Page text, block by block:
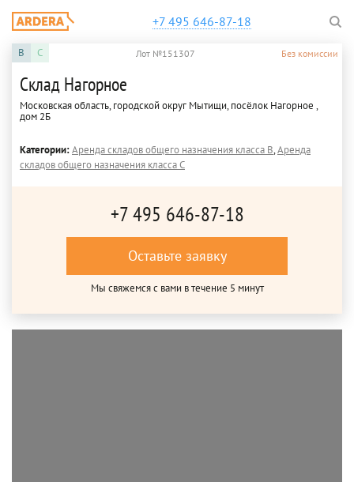
+7 495 646-87-18
B C Лот №151307 Без комиссии
Склад Нагорное
Московская область, городской округ Мытищи, посёлок Нагорное ,
дом 2Б
Категории:Аренда складов общего назначения класса B,Аренда
складов общего назначения класса C
+7 495 646-87-18
Оставьте заявку
Мы свяжемся с вами в течение 5 минут